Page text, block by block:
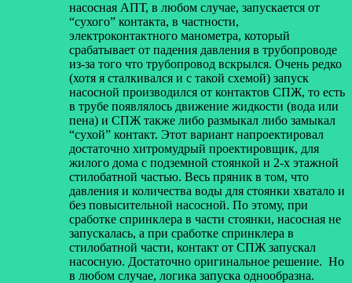
насосная АПТ, в любом случае, запускается от
“сухого” контакта, в частности,
электроконтактного манометра, который
срабатывает от падения давления в трубопроводе
из-за того что трубопровод вскрылся. Очень редко
(хотя я сталкивался и с такой схемой) запуск
насосной производился от контактов СПЖ, то есть
в трубе появлялось движение жидкости (вода или
пена) и СПЖ также либо размыкал либо замыкал
“сухой” контакт. Этот вариант напроектировал
достаточно хитромудрый проектировщик, для
жилого дома с подземной стоянкой и 2-х этажной
стилобатной частью. Весь пряник в том, что
давления и количества воды для стоянки хватало и
без повысительной насосной. По этому, при
сработке спринклера в части стоянки, насосная не
запускалась, а при сработке спринклера в
стилобатной части, контакт от СПЖ запускал
насосную. Достаточно оригинальное решение. Но
в любом случае, логика запуска однообразна.